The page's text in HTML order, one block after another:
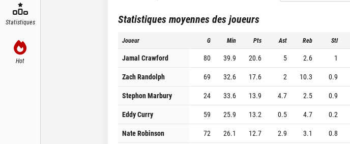
Statistiques
Hot
Statistiques moyennes des joueurs
Joueur G Min Pts Ast Reb Stl
Jamal Crawford 80 39.9 20.6 5 2.6 1
Zach Randolph
69 32.6 17.6 2 10.3 0.9
Stephon Marbury
24 33.6 13.9 4.7 2.5 0.9
Eddy Curry
59 25.9 13.2 0.5 4.7 0.2
Nate Robinson
72 26.1 12.7 2.9 3.1 0.8